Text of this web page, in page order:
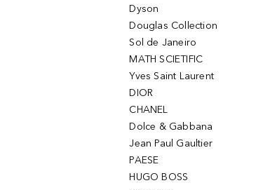
Dyson
Douglas Collection
Sol de Janeiro
MATH SCIETIFIC
Yves Saint Laurent
DIOR
CHANEL
Dolce & Gabbana
Jean Paul Gaultier
PAESE
HUGO BOSS